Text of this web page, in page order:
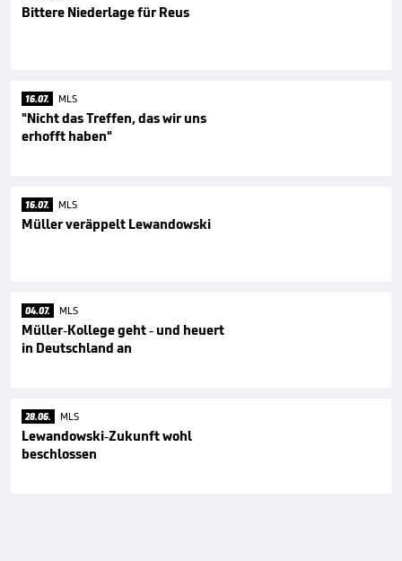
Bittere Niederlage für Reus
16.07. MLS
"Nicht das Treffen, das wir uns
erhofft haben"
16.07. MLS
Müller veräppelt Lewandowski
04.07. MLS
Müller-Kollege geht - und heuert
in Deutschland an
28.06. MLS
Lewandowski-Zukunft wohl
beschlossen